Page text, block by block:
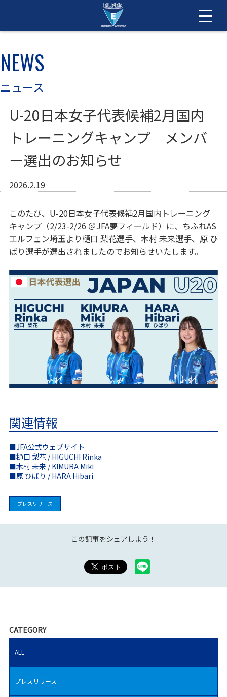
NEWS
ニュース
U-20日本女子代表候補2月国内
トレーニングキャンプ メンバ
ー選出のお知らせ
2026.2.19
このたび、U-20日本女子代表候補2月国内トレーニング
キャンプ（2/23-2/26 ＠JFA夢フィールド）に、ちふれAS
エルフェン埼玉より樋口 梨花選手、木村 未来選手、原 ひ
ばり選手が選出されましたのでお知らせいたします。
関連情報
■JFA公式ウェブサイト
■樋口 梨花 / HIGUCHI Rinka
■木村 未来 / KIMURA Miki
■原 ひばり / HARA Hibari
プレスリリース
この記事をシェアしよう！
CATEGORY
ALL
プレスリリース